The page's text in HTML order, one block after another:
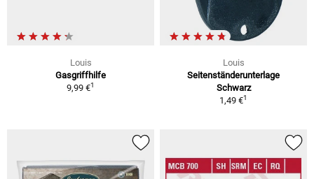
Louis
Gasgriffhilfe
9,99 €1
Louis
Seitenständerunterlage
Schwarz
1,49 €1